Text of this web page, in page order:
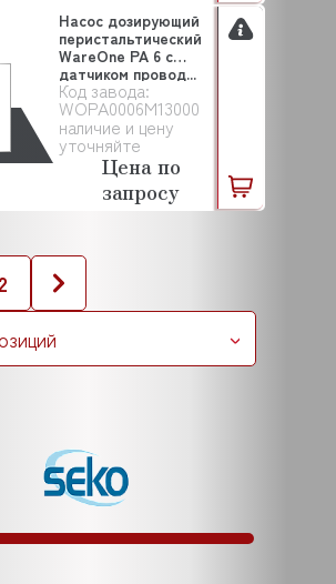
Код завода:
WOPA0006M13000
наличие и цену
уточняйте
Насос дозирующий
перистальтический
WareOne PA 6 с
датчиком провод...
Цена по
запросу
2